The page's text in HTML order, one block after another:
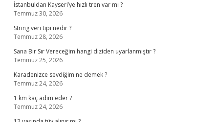
İstanbuldan Kayseri’ye hızlı tren var mı ?
Temmuz 30, 2026
String veri tipi nedir ?
Temmuz 28, 2026
Sana Bir Sır Vereceğim hangi diziden uyarlanmıştır ?
Temmuz 25, 2026
Karadenizce sevdiğim ne demek ?
Temmuz 24, 2026
1 km kaç adım eder ?
Temmuz 24, 2026